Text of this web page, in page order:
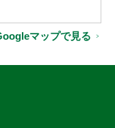
マップで見る